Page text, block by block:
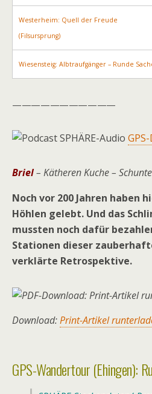
Westerheim: Quell der Freude
(Filsursprung)
Wiesensteig: Albtraufgänger – Runde
———————————
Briel– Kätheren Kuche –
Noch vor 200 Jahren haben
Höhlen gelebt. Und das
muss­ten noch dafür
Stationen dieser
verklärte Retrospektive.
Download:Print-Artikel
GPS-Wandertour (Ehingen):